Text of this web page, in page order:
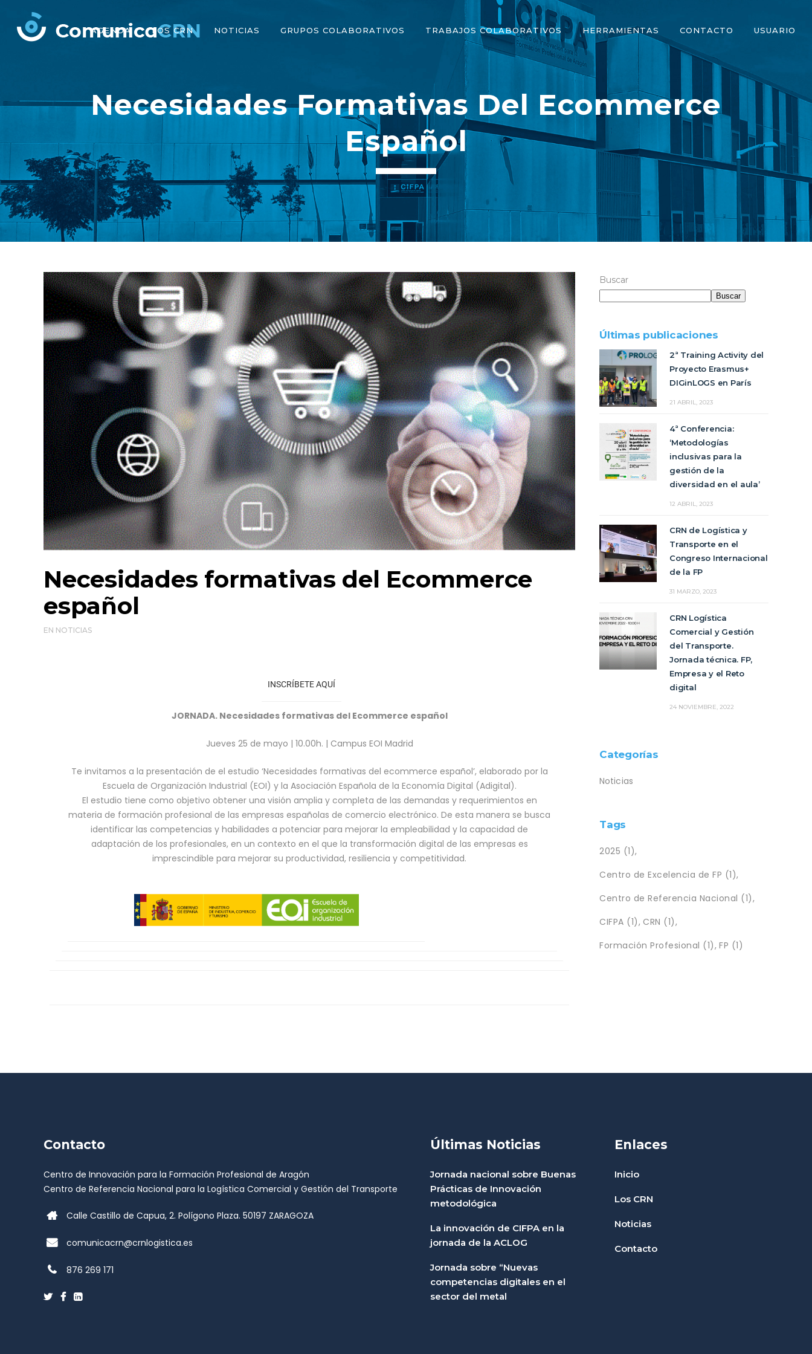
AGENDA LOS CRN NOTICIAS GRUPOS COLABORATIVOS TRABAJOS COLABORATIVOS HERRAMIENTAS CONTACTO USUARIO
Necesidades Formativas Del Ecommerce
Español
Necesidades formativas del Ecommerce
español
EN NOTICIAS
INSCRÍBETE AQUÍ
JORNADA. Necesidades formativas del Ecommerce español
Jueves 25 de mayo | 10.00h. | Campus EOI Madrid
Te invitamos a la presentación de el estudio ‘Necesidades formativas del ecommerce español’, elaborado por la
Escuela de Organización Industrial (EOI) y la Asociación Española de la Economía Digital (Adigital).
El estudio tiene como objetivo obtener una visión amplia y completa de las demandas y requerimientos en
materia de formación profesional de las empresas españolas de comercio electrónico. De esta manera se busca
identificar las competencias y habilidades a potenciar para mejorar la empleabilidad y la capacidad de
adaptación de los profesionales, en un contexto en el que la transformación digital de las empresas es
imprescindible para mejorar su productividad, resiliencia y competitividad.
Buscar
Buscar
Últimas publicaciones
2ª Training Activity del
Proyecto Erasmus+
DIGinLOGS en París
21 ABRIL, 2023
4ª Conferencia:
‘Metodologías
inclusivas para la
gestión de la
diversidad en el aula’
12 ABRIL, 2023
CRN de Logística y
Transporte en el
Congreso Internacional
de la FP
31 MARZO, 2023
CRN Logística
Comercial y Gestión
del Transporte.
Jornada técnica. FP,
Empresa y el Reto
digital
24 NOVIEMBRE, 2022
Categorías
Noticias
Tags
2025 (1)
Centro de Excelencia de FP (1)
Centro de Referencia Nacional (1)
CIFPA (1) CRN (1)
Formación Profesional (1) FP (1)
Contacto
Centro de Innovación para la Formación Profesional de Aragón
Centro de Referencia Nacional para la Logística Comercial y Gestión del Transporte
Calle Castillo de Capua, 2. Polígono Plaza. 50197 ZARAGOZA
comunicacrn@crnlogistica.es
876 269 171
Últimas Noticias
Jornada nacional sobre Buenas
Prácticas de Innovación
metodológica
La innovación de CIFPA en la
jornada de la ACLOG
Jornada sobre “Nuevas
competencias digitales en el
sector del metal
Enlaces
Inicio
Los CRN
Noticias
Contacto